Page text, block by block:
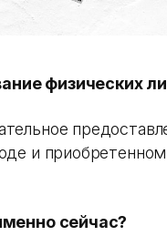
физических
и
сейчас?